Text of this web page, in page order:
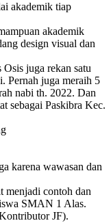
akademik tiap
akademik
design visual dan
juga rekan satu
Pernah juga meraih 5
nabi th. 2022. Dan
sebagai Paskibra Kec.
karena wawasan dan
menjadi contoh dan
SMAN 1 Alas.
JF).